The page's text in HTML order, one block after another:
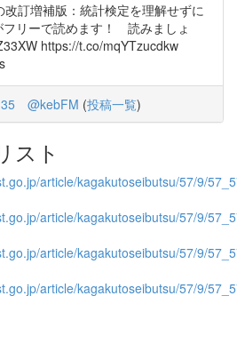
訂増補版：統計検定を理解せずに
フリーで読めます！ 読みましょ
https://t.co/mqYTzucdkw
@kebFM (投稿一覧)
スト
article/kagakutoseibutsu/57/9/
article/kagakutoseibutsu/57/9/
article/kagakutoseibutsu/57/9/
article/kagakutoseibutsu/57/9/